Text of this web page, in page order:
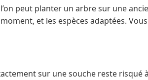
peut planter un arbre sur une
et les espèces adaptées.
sur une souche reste risqué